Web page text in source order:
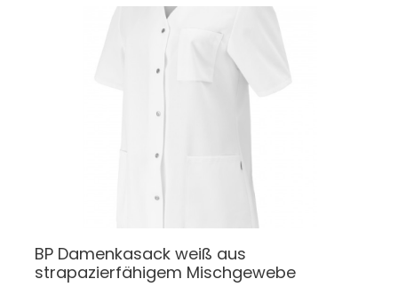
BP Damenkasack weiß aus
strapazierfähigem Mischgewebe